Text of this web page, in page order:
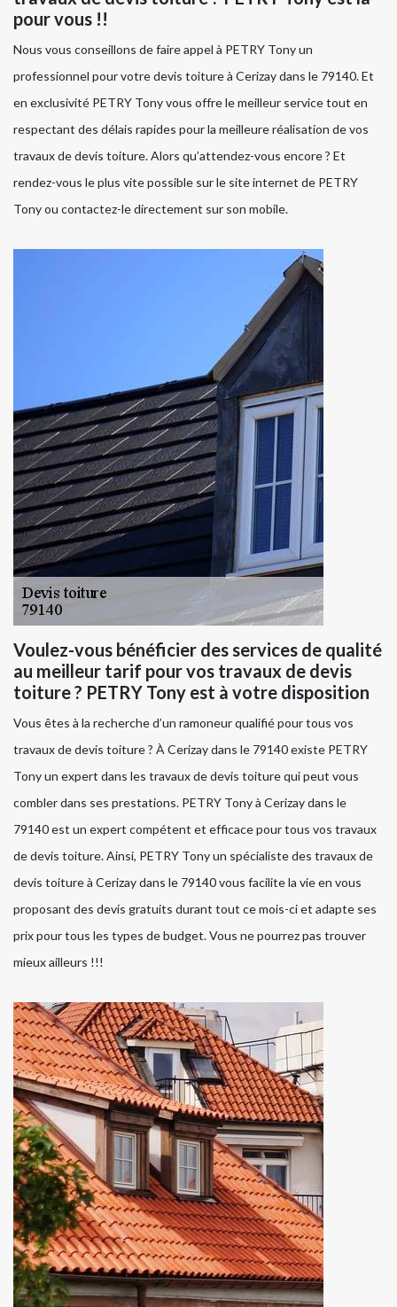
pour vous !!
Nous vous conseillons de faire appel à PETRY Tony un
professionnel pour votre devis toiture à Cerizay dans le 79140. Et
en exclusivité PETRY Tony vous offre le meilleur service tout en
respectant des délais rapides pour la meilleure réalisation de vos
travaux de devis toiture. Alors qu’attendez-vous encore ? Et
rendez-vous le plus vite possible sur le site internet de PETRY
Tony ou contactez-le directement sur son mobile.
Voulez-vous bénéficier des services de qualité
au meilleur tarif pour vos travaux de devis
toiture ? PETRY Tony est à votre disposition
Vous êtes à la recherche d’un ramoneur qualifié pour tous vos
travaux de devis toiture ? À Cerizay dans le 79140 existe PETRY
Tony un expert dans les travaux de devis toiture qui peut vous
combler dans ses prestations. PETRY Tony à Cerizay dans le
79140 est un expert compétent et efficace pour tous vos travaux
de devis toiture. Ainsi, PETRY Tony un spécialiste des travaux de
devis toiture à Cerizay dans le 79140 vous facilite la vie en vous
proposant des devis gratuits durant tout ce mois-ci et adapte ses
prix pour tous les types de budget. Vous ne pourrez pas trouver
mieux ailleurs !!!